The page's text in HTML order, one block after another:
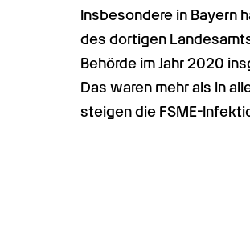
Insbesondere in Bayern
des dortigen
Behörde im Jahr 2020
Das waren mehr als in
steigen die FSME-